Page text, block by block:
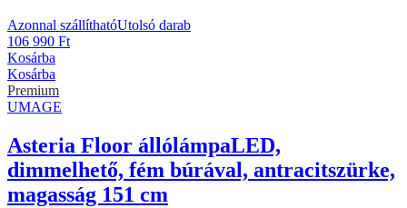
Azonnal szállíthatóUtolsó darab
106 990 Ft
Kosárba
Kosárba
Premium
UMAGE
Asteria Floor állólámpaLED,
dimmelhető, fém búrával, antracitszürke,
magasság 151 cm